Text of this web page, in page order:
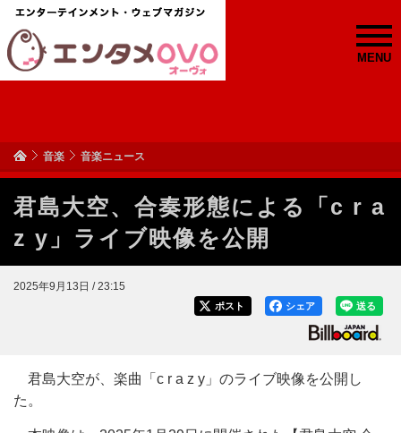
MENU
音楽 音楽ニュース
君島大空、合奏形態による「c r a
z y」ライブ映像を公開
2025年9月13日 / 23:15
送る
シェア
ポスト
君島大空が、楽曲「c r a z y」のライブ映像を公開し
た。